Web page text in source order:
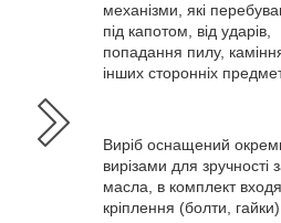
механізми, які
під капотом, від ударів,
попадання пилу,
інших сторонніх
Виріб оснащений
вирізами для зручності
масла, в комплект
кріплення (болти,